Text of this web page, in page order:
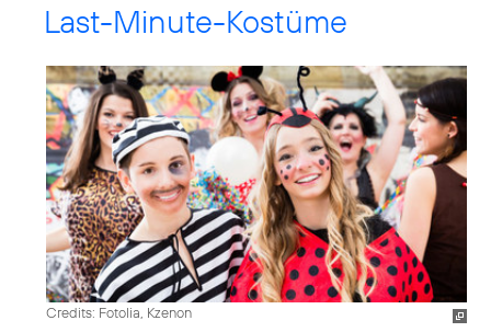
Last-Minute-Kostüme
Credits: Fotolia, Kzenon